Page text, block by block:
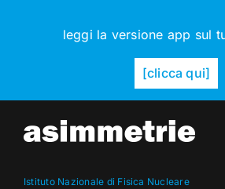
leggi la versione app sul
[clicca qui]
Istituto Nazionale di Fisica Nucleare